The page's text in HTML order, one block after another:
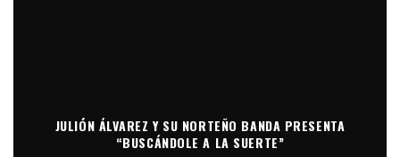
JULIÓN ÁLVAREZ Y SU NORTEÑO BANDA PRESENTA
“BUSCÁNDOLE A LA SUERTE”